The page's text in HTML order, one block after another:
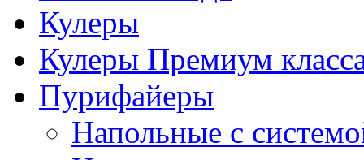
Кулеры
Кулеры Премиум
Пурифайеры
Напольные с